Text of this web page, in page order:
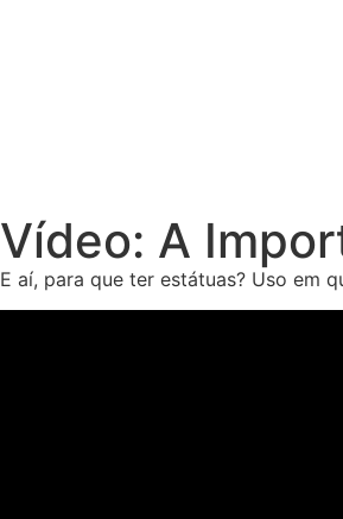
Vídeo: A
E aí, para que ter estátuas? Uso em